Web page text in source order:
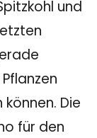
und
Die
für den